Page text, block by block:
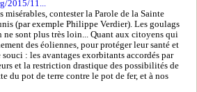
2015/11...
misérables, contester la Parole de la Sainte
(par exemple Philippe Verdier). Les goulags
ne sont plus très loin... Quant aux citoyens qui
des éoliennes, pour protéger leur santé et
: les avantages exorbitants accordés par
et la restriction drastique des possibilités de
du pot de terre contre le pot de fer, et à nos